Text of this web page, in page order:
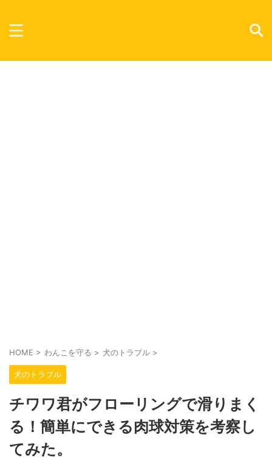
HOME > わんこを守る > 犬のトラブル >
犬のトラブル
チワワ君がフローリングで滑りまく
る！簡単にできる肉球対策を考察し
てみた。